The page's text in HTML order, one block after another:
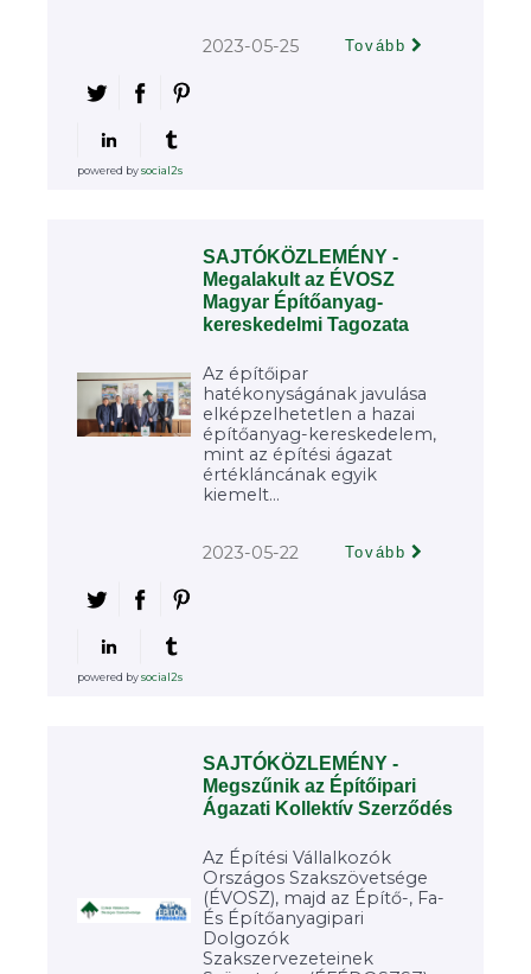
2023-05-25 Tovább
powered bysocial2s
SAJTÓKÖZLEMÉNY -
Megalakult az ÉVOSZ
Magyar Építőanyag-
kereskedelmi Tagozata
Az építőipar
hatékonyságának javulása
elképzelhetetlen a hazai
építőanyag-kereskedelem,
mint az építési ágazat
értékláncának egyik
kiemelt...
2023-05-22 Tovább
powered bysocial2s
SAJTÓKÖZLEMÉNY -
Megszűnik az Építőipari
Ágazati Kollektív Szerződés
Az Építési Vállalkozók
Országos Szakszövetsége
(ÉVOSZ), majd az Építő-, Fa-
És Építőanyagipari
Dolgozók
Szakszervezeteinek